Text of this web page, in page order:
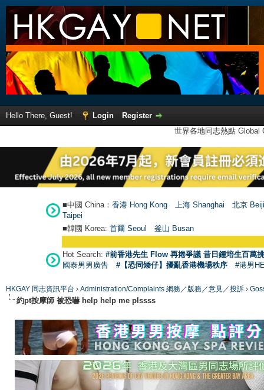
Hello There, Guest! Login
Register
世界各地同志熱點
■中國 China： 香港 Hong Kong 上海 Shanghai
北京
Taipei
■韓國 Korea: 首爾 Seoul 釜山 Busan
Hot Search: #前香港先生 Flow 再捲爭議 昔日鍾培生百萬
國泰男男廣告
#【恐同矮仔】擾亂香港機場秩序 #港男
HKGAY 同志資訊平台 › Administration/Complaints 網務／版務／意見／投訴 ›
約pt按摩師 被恐嚇 help help me plssss